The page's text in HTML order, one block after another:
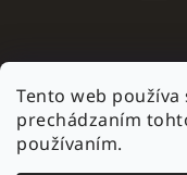
Tento web
prechádzaním
používaním.